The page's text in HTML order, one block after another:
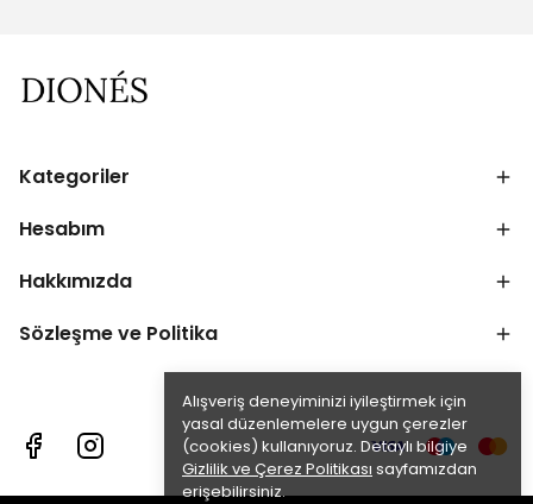
Alışveriş deneyiminizi iyileştirmek için
yasal düzenlemelere uygun çerezler
(cookies) kullanıyoruz. Detaylı bilgiye
Gizlilik ve Çerez Politikası sayfamızdan
erişebilirsiniz.
Kategoriler
Hesabım
Hakkımızda
Sözleşme ve Politika